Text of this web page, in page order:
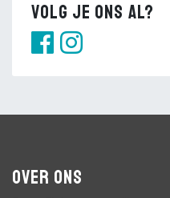
Volg je ons al?
Over ons